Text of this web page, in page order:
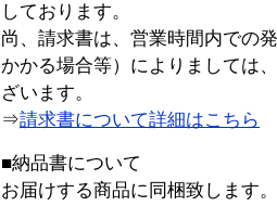
しております。
尚、請求書は、営業時間内での
かかる場合等）によりましては
ざいます。
⇒請求書について詳細はこちら
■納品書について
お届けする商品に同梱致します。